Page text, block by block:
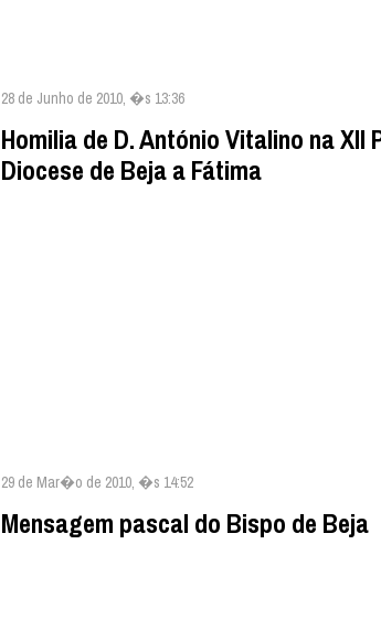
28 de Junho de 2010, �s 13:36
Homilia de D. António Vitalino na XII
Diocese de Beja a Fátima
29 de Mar�o de 2010, �s 14:52
Mensagem pascal do Bispo de Beja